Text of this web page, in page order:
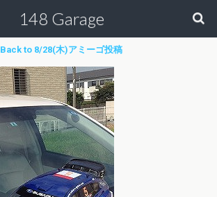
148 Garage
Back to 8/28(木)アミーゴ投稿